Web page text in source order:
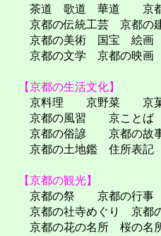
茶道 歌道 華道 京都
京都の伝統工芸 京都の
京都の美術 国宝 絵画
京都の文学 京都の映画
【京都の生活文化】
京料理 京野菜 京菓
京都の風習 京ことば
京都の俗諺 京都の故
京都の土地鑑 住所表記
【京都の観光】
京都の祭 京都の行事
京都の社寺めぐり 京都
京都の花の名所 桜の名